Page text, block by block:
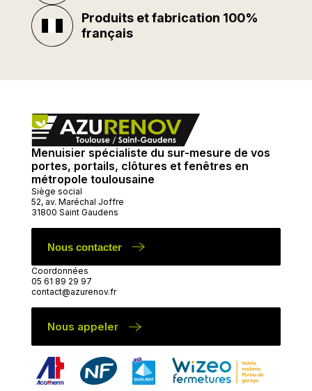
Produits et fabrication 100%
français
Menuisier spécialiste du sur-mesure de vos
portes, portails, clôtures et fenêtres en
métropole toulousaine
Siège social
52, av. Maréchal Joffre
31800 Saint Gaudens
Nous contacter
Coordonnées
05 61 89 29 97
contact@azurenov.fr
Nous appeler